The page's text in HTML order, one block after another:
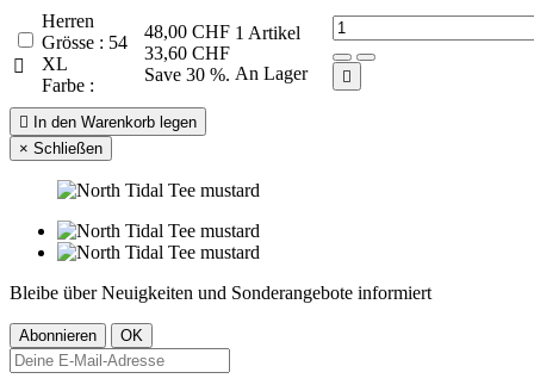

Herren
Grösse : 54
XL
Farbe :
48,00 CHF
33,60 CHF
Save 30 %.
1 Artikel
An Lager


In den Warenkorb legen
× Schließen
Bleibe über Neuigkeiten und Sonderangebote informiert